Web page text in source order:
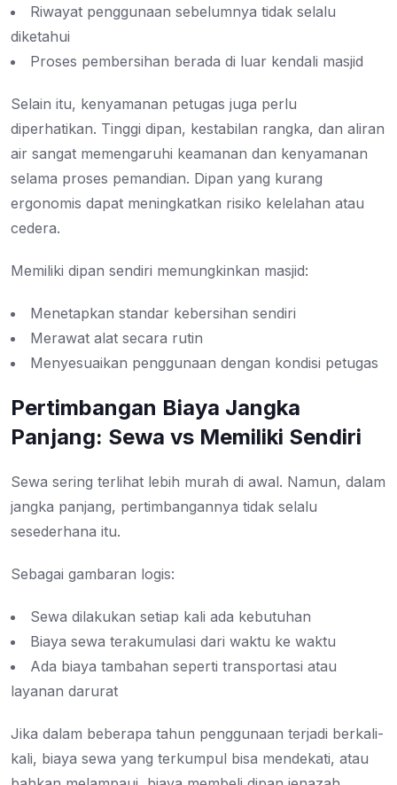
Riwayat penggunaan sebelumnya tidak selalu
diketahui
Proses pembersihan berada di luar kendali masjid
Selain itu, kenyamanan petugas juga perlu
diperhatikan. Tinggi dipan, kestabilan rangka, dan aliran
air sangat memengaruhi keamanan dan kenyamanan
selama proses pemandian. Dipan yang kurang
ergonomis dapat meningkatkan risiko kelelahan atau
cedera.
Memiliki dipan sendiri memungkinkan masjid:
Menetapkan standar kebersihan sendiri
Merawat alat secara rutin
Menyesuaikan penggunaan dengan kondisi petugas
Pertimbangan Biaya Jangka
Panjang: Sewa vs Memiliki Sendiri
Sewa sering terlihat lebih murah di awal. Namun, dalam
jangka panjang, pertimbangannya tidak selalu
sesederhana itu.
Sebagai gambaran logis:
Sewa dilakukan setiap kali ada kebutuhan
Biaya sewa terakumulasi dari waktu ke waktu
Ada biaya tambahan seperti transportasi atau
layanan darurat
Jika dalam beberapa tahun penggunaan terjadi berkali-
kali, biaya sewa yang terkumpul bisa mendekati, atau